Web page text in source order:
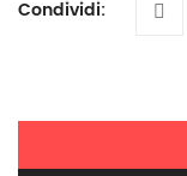
Condividi: